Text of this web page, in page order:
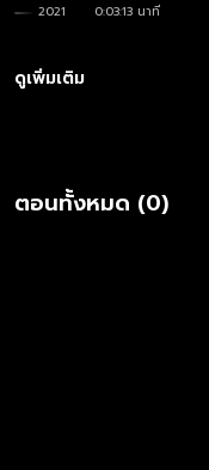
2021
0:03:13 นาที
ดูเพิ่มเติม
ตอนทั้งหมด (0)